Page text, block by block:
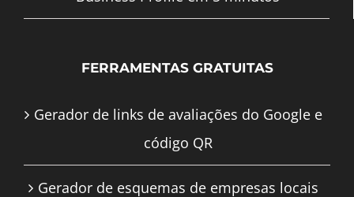
FERRAMENTAS GRATUITAS
Gerador de links de avaliações do Google e
código QR
Gerador de esquemas de empresas locais